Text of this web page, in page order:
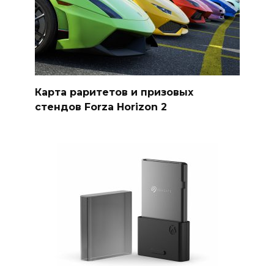
Карта раритетов и призовых
стендов Forza Horizon 2